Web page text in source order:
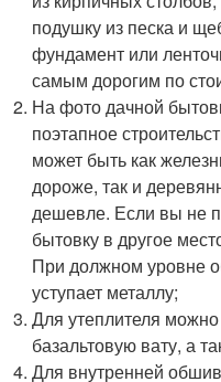
подушку из песка и
фундамент или
самым дорогим по
На фото дачной
поэтапное
может быть как
дороже, так и
дешевле. Если вы не
бытовку в другое
При должном уровне
уступает металлу;
Для утеплителя
базальтовую вату, а
Для внутренней